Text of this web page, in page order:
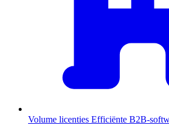
Volume licenties Efficiënte B2B-